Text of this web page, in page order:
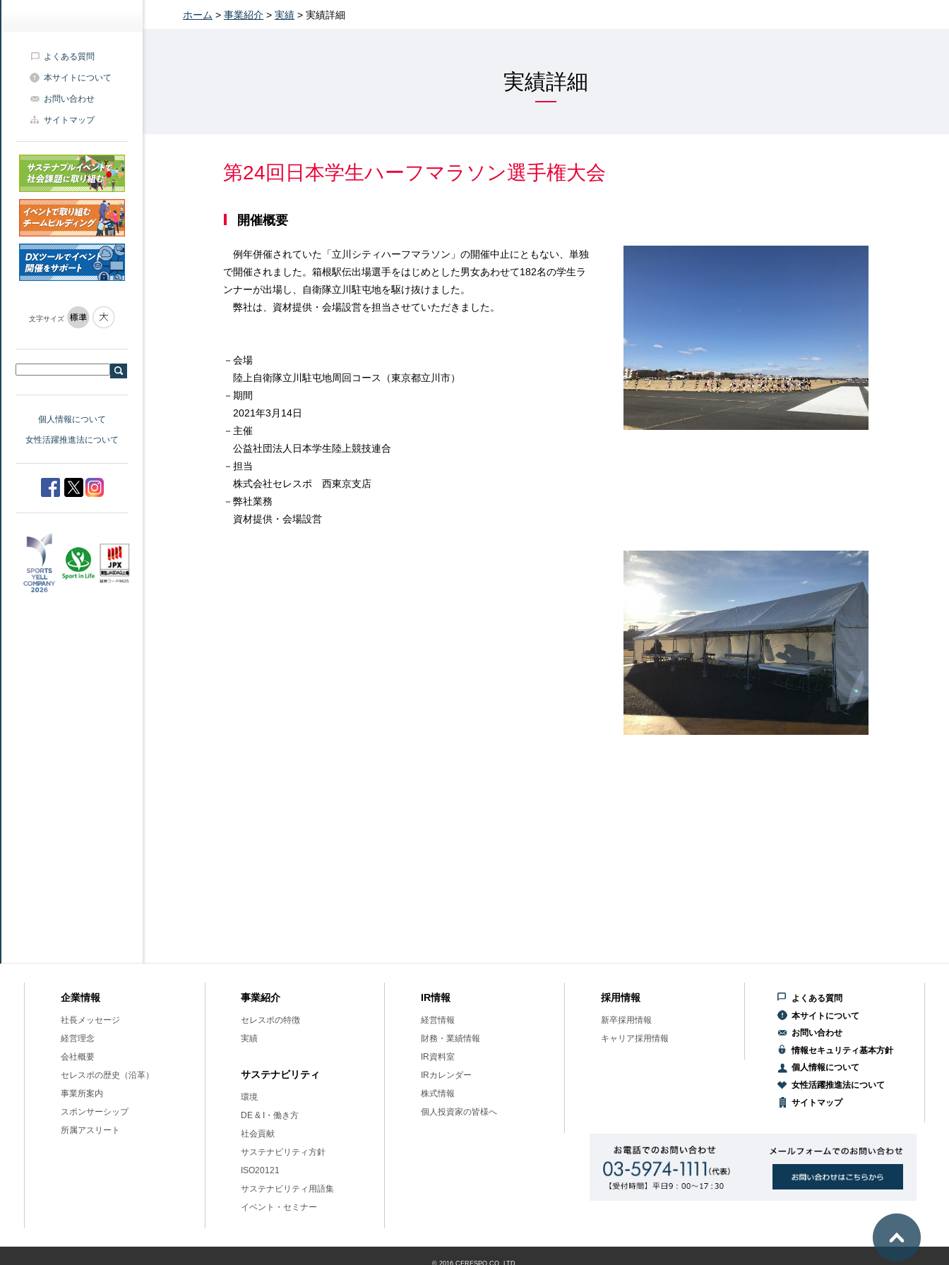
よくある質問
本サイトについて
お問い合わせ
サイトマップ
文字サイズ
個人情報について
女性活躍推進法について
ホーム > 事業紹介 > 実績 > 実績詳細
実績詳細
第24回日本学生ハーフマラソン選手権大会
開催概要
例年併催されていた「立川シティハーフマラソン」の開催中止にともない、単独
で開催されました。箱根駅伝出場選手をはじめとした男女あわせて182名の学生ラ
ンナーが出場し、自衛隊立川駐屯地を駆け抜けました。
弊社は、資材提供・会場設営を担当させていただきました。
－会場
陸上自衛隊立川駐屯地周回コース（東京都立川市）
－期間
2021年3月14日
－主催
公益社団法人日本学生陸上競技連合
－担当
株式会社セレスポ 西東京支店
－弊社業務
資材提供・会場設営
企業情報
社長メッセージ
経営理念
会社概要
セレスポの歴史（沿革）
事業所案内
スポンサーシップ
所属アスリート
事業紹介
セレスポの特徴
実績
サステナビリティ
環境
DE & I・働き方
社会貢献
サステナビリティ方針
ISO20121
サステナビリティ用語集
イベント・セミナー
IR情報
経営情報
財務・業績情報
IR資料室
IRカレンダー
株式情報
個人投資家の皆様へ
採用情報
新卒採用情報
キャリア採用情報
よくある質問
本サイトについて
お問い合わせ
情報セキュリティ基本方針
個人情報について
女性活躍推進法について
サイトマップ